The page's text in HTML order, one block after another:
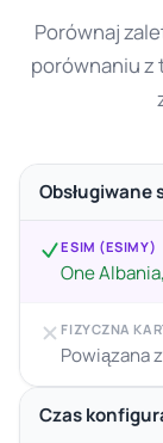
Porównaj
porównaniu z
Obsługiwane
ESIM (ESIMY)
One
FIZYCZNA
Powiązana
Czas